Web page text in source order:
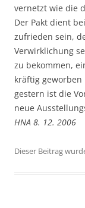
vernetzt wie die
Der Pakt dient
zufrieden sein,
Verwirklichung
zu bekommen,
kräftig
gestern ist die
neue
HNA 8. 12. 2006
Dieser Beitrag